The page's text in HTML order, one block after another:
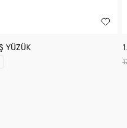
YÜZÜK